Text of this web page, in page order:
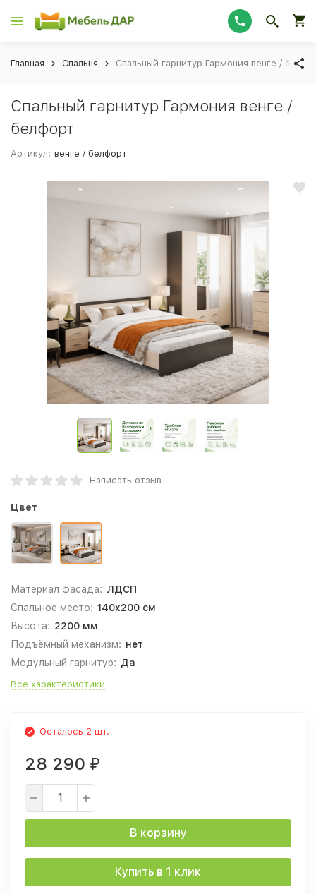
Главная Спальня Спальный гарнитур Гармония венге /
Спальный гарнитур Гармония венге /
белфорт
Артикул: венге / белфорт
Написать отзыв
Цвет
Материал фасада: ЛДСП
Спальное место: 140x200 см
Высота: 2200 мм
Подъёмный механизм: нет
Модульный гарнитур: Да
Все характеристики
Осталось 2 шт.
28 290 ₽
В корзину
Купить в 1 клик